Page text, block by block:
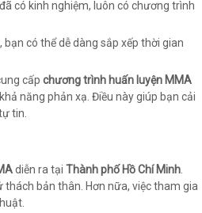
có kinh nghiệm, luôn có chương trình
có thể dễ dàng sắp xếp thời gian
cấp chương trình huấn luyện MMA
năng phản xạ. Điều này giúp bạn cải
tin.
diễn ra tại Thành phố Hồ Chí Minh
bản thân. Hơn nữa, việc tham gia